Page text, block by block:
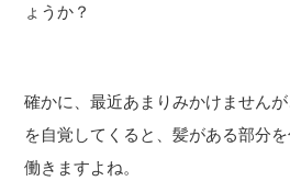
ょうか？
確かに、最近あまりみかけません
を自覚してくると、髪がある部分
働きますよね。